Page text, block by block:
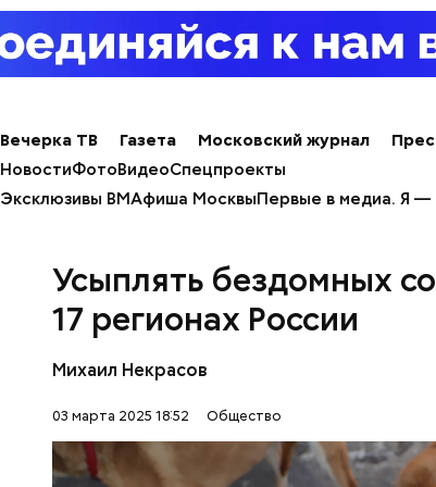
Вечерка ТВ Газета Московский журнал
НовостиФотоВидеоСпецпроекты
Эксклюзивы ВМАфиша МосквыПервые в медиа. Я —
Усыплять бездомных
17 регионах России
Михаил Некрасов
03 марта 2025 18:52 Общество
Спагетти из кабачков
лишним весом.